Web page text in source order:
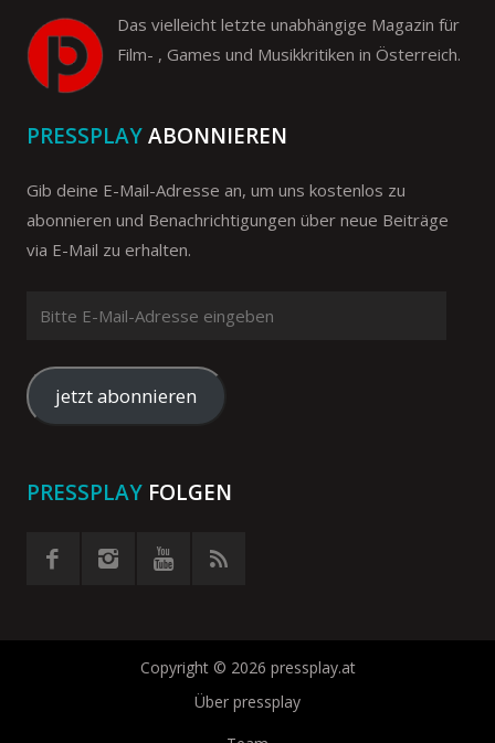
Das vielleicht letzte unabhängige Magazin für
Film- , Games und Musikkritiken in Österreich.
PRESSPLAYABONNIEREN
Gib deine E-Mail-Adresse an, um uns kostenlos zu
abonnieren und Benachrichtigungen über neue Beiträge
via E-Mail zu erhalten.
Mail-
Adresse
eingeben
jetzt abonnieren
PRESSPLAY FOLGEN
Copyright © 2026 pressplay.at
Über pressplay